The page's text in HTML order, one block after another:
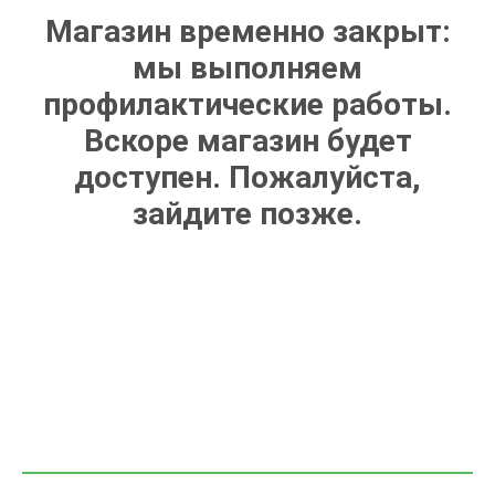
Магазин временно закрыт:
мы выполняем
профилактические работы.
Вскоре магазин будет
доступен. Пожалуйста,
зайдите позже.